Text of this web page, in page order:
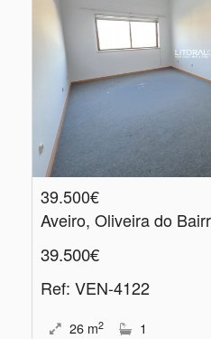
39.500€
Aveiro, Oliveira do
39.500€
Ref: VEN-4122
26 m2 1